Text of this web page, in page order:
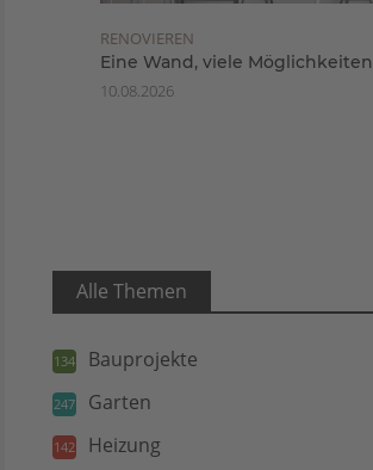
RENOVIEREN
Eine Wand, viele Möglichkeiten
10.08.2026
Alle Themen
134 Bauprojekte
247 Garten
142 Heizung